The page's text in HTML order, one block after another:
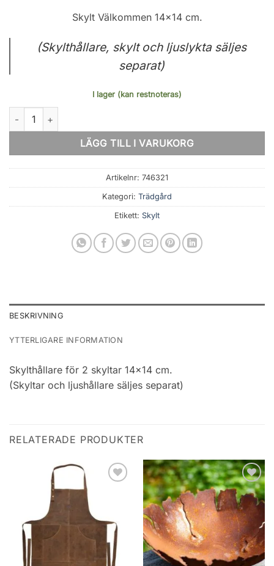
Skylt Välkommen 14×14 cm.
(Skylthållare, skylt och ljuslykta säljes
separat)
I lager (kan restnoteras)
Skylthållare för 2 skyltar mängd
LÄGG TILL I VARUKORG
Artikelnr: 746321
Kategori: Trädgård
Etikett: Skylt
BESKRIVNING
YTTERLIGARE INFORMATION
Skylthållare för 2 skyltar 14×14 cm.
(Skyltar och ljushållare säljes separat)
RELATERADE PRODUKTER
Add to
wishlist